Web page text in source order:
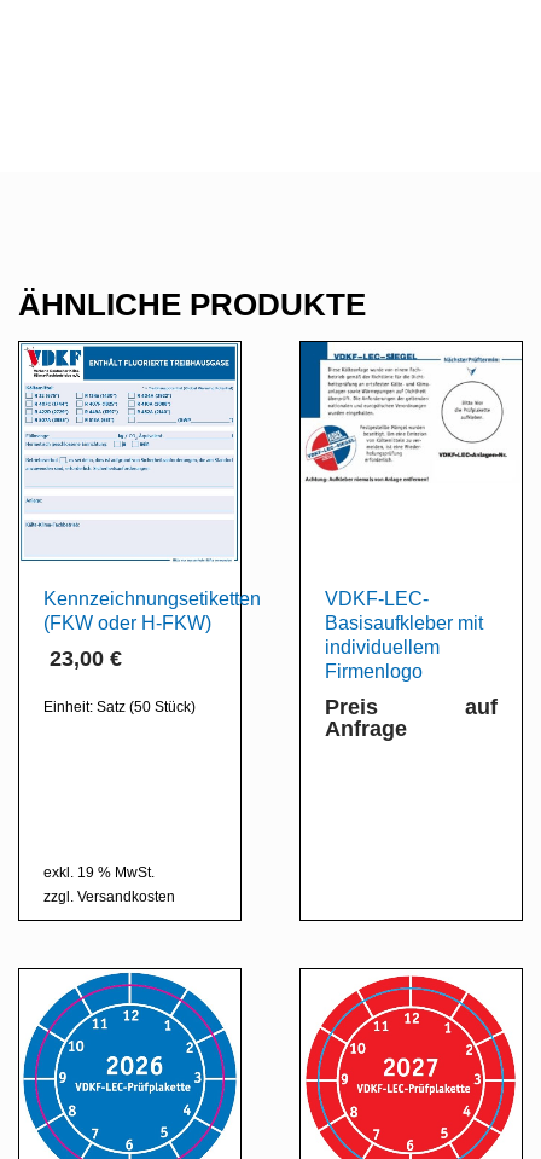
ÄHNLICHE PRODUKTE
Kennzeichnungsetiketten
(FKW oder H-FKW)
23,00 €
exkl. 19 % MwSt.
zzgl. Versandkosten
Einheit: Satz (50 Stück)
VDKF-LEC-
Basisaufkleber mit
individuellem
Firmenlogo
Preis auf
Anfrage